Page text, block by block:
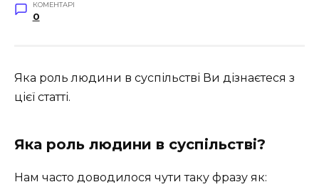
КОМЕНТАРІ
0
Яка роль людини в суспільстві Ви дізнаєтеся з
цієї статті.
Яка роль людини в суспільстві?
Нам часто доводилося чути таку фразу як: